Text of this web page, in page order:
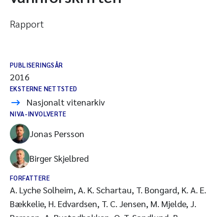
Rapport
PUBLISERINGSÅR
2016
EKSTERNE NETTSTED
Nasjonalt vitenarkiv
NIVA-INVOLVERTE
Jonas Persson
Birger Skjelbred
FORFATTERE
A. Lyche Solheim, A. K. Schartau, T. Bongard, K. A. E.
Bækkelie, H. Edvardsen, T. C. Jensen, M. Mjelde, J.